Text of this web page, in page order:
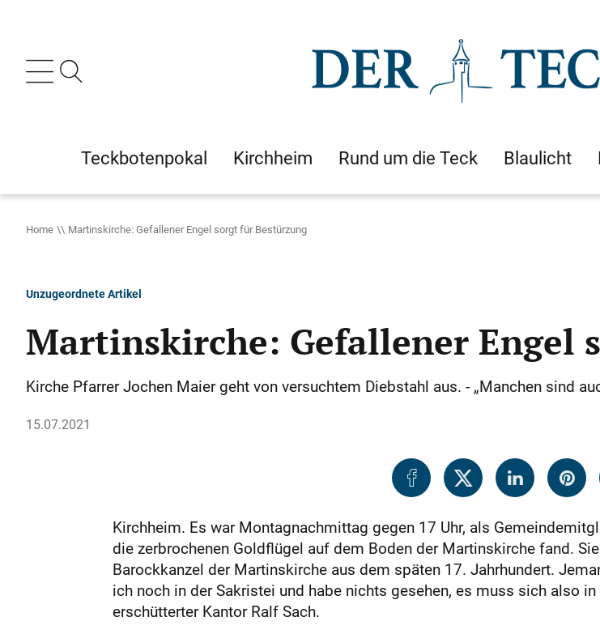
Teckbotenpokal Kirchheim Rund um die Teck Blaulicht
Home Martinskirche: Gefallener Engel sorgt für Bestürzung
Unzugeordnete Artikel
Martinskirche: Gefallener Engel
Kirche Pfarrer Jochen Maier geht von versuchtem Diebstahl aus. - „Manchen sind
15.07.2021
Kirchheim. Es war Montagnachmittag gegen 17 Uhr, als
die zerbrochenen Goldflügel auf dem Boden der Martinskirche fand.
Barockkanzel der Martinskirche aus dem späten 17. Jahrhundert.
ich noch in der Sakristei und habe nichts gesehen, es muss sich also
erschütterter Kantor Ralf Sach.